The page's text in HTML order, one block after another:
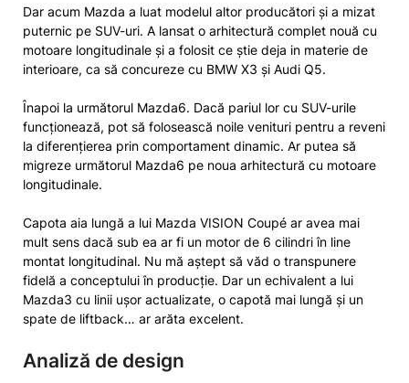
Dar acum Mazda a luat modelul altor producători și a mizat
puternic pe SUV-uri. A lansat o arhitectură complet nouă cu
motoare longitudinale și a folosit ce știe deja in materie de
interioare, ca să concureze cu BMW X3 și Audi Q5.
Înapoi la următorul Mazda6. Dacă pariul lor cu SUV-urile
funcționează, pot să folosească noile venituri pentru a reveni
la diferențierea prin comportament dinamic. Ar putea să
migreze următorul Mazda6 pe noua arhitectură cu motoare
longitudinale.
Capota aia lungă a lui Mazda VISION Coupé ar avea mai
mult sens dacă sub ea ar fi un motor de 6 cilindri în line
montat longitudinal. Nu mă aștept să văd o transpunere
fidelă a conceptului în producție. Dar un echivalent a lui
Mazda3 cu linii ușor actualizate, o capotă mai lungă și un
spate de liftback… ar arăta excelent.
Analiză de design